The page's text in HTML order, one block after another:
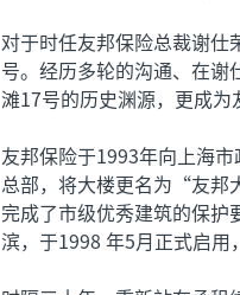
对于时任友邦保险总裁谢
号。经历多轮的沟通、在
滩17号的历史渊源，更成为
友邦保险于1993年向上海
总部，将大楼更名为“友邦
完成了市级优秀建筑的保
滨，于1998 年5月正式启用